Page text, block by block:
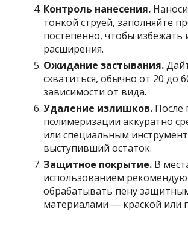
Контроль нанесения.
тонкой струей, заполняйте
постепенно, чтобы избежать
расширения.
Ожидание застывания.
схватиться, обычно от 20 до
зависимости от вида.
Удаление излишков. После
полимеризации аккуратно
или специальным
выступивший остаток.
Защитное покрытие. В
использованием
обрабатывать пену
материалами — краской или